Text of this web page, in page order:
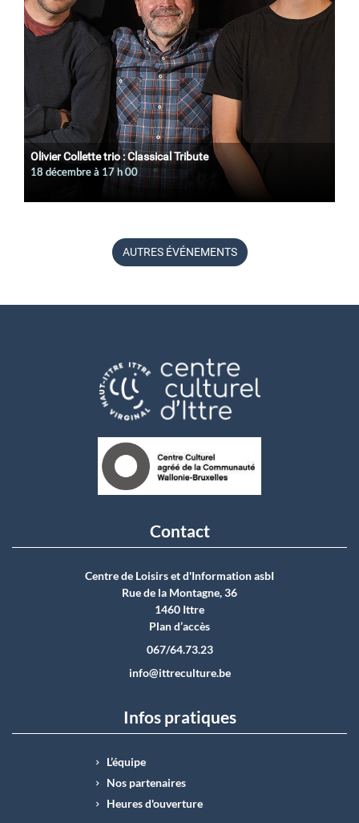
Olivier Collette trio : Classical Tribute
18 décembre à 17 h 00
AUTRES ÉVÉNEMENTS
Contact
Centre de Loisirs et d'Information asbI
Rue de la Montagne, 36
1460 Ittre
Plan d’accès
067/64.73.23
info@ittreculture.be
Infos pratiques
L’équipe
Nos partenaires
Heures d'ouverture